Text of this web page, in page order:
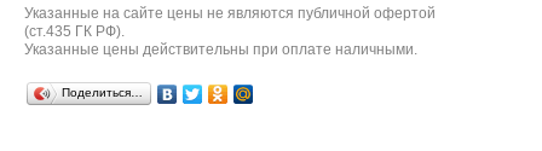
Указанные на сайте цены не являются публичной офертой
(ст.435 ГК РФ).
Указанные цены действительны при оплате наличными.
Поделиться…